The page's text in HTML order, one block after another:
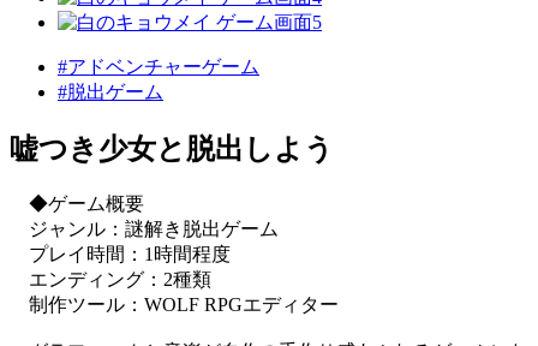
#アドベンチャーゲーム
#脱出ゲーム
嘘つき少女と脱出しよう
◆ゲーム概要
ジャンル：謎解き脱出ゲーム
プレイ時間：1時間程度
エンディング：2種類
制作ツール：WOLF RPGエディター